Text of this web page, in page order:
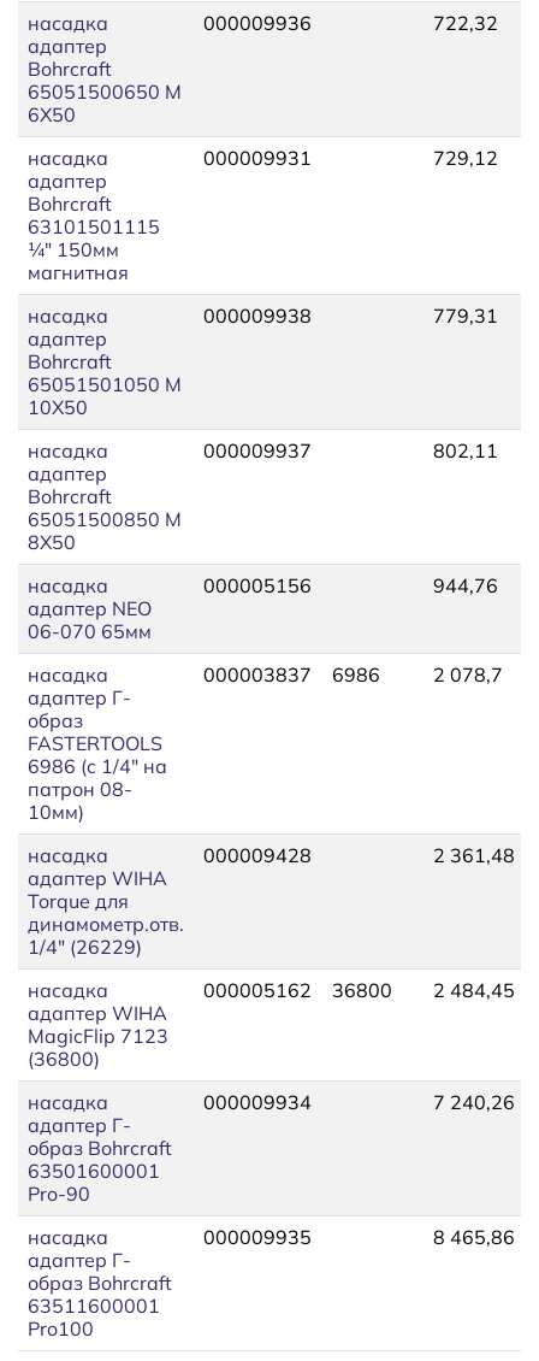
насадка
адаптер
Bohrcraft
65051500650 М
6Х50
000009936 722,32
насадка
адаптер
Bohrcraft
63101501115
¼" 150мм
магнитная
000009931 729,12
насадка
адаптер
Bohrcraft
65051501050 М
10Х50
000009938 779,31
насадка
адаптер
Bohrcraft
65051500850 М
8Х50
000009937 802,11
насадка
адаптер NEO
06-070 65мм
000005156 944,76
насадка
адаптер Г-
образ
FASTERTOOLS
6986 (c 1/4" на
патрон 08-
10мм)
000003837 6986 2 078,7
насадка
адаптер WIHA
Torque для
динамометр.отв.
1/4" (26229)
000009428 2 361,48
насадка
адаптер WIHA
MagicFlip 7123
(36800)
000005162 36800 2 484,45
насадка
адаптер Г-
образ Bohrcraft
63501600001
Pro-90
000009934 7 240,26
насадка
адаптер Г-
образ Bohrcraft
63511600001
Pro100
000009935 8 465,86